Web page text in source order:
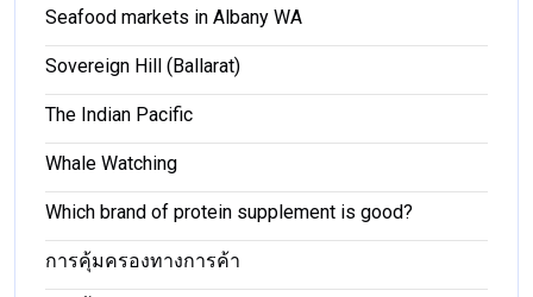
Seafood markets in Albany WA
Sovereign Hill (Ballarat)
The Indian Pacific
Whale Watching
Which brand of protein supplement is good?
การคุ้มครองทางการค้า